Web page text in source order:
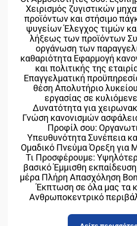
Χειρισμός ζυγιστικών
προϊόντων και στήσιμο
ψυγείων Έλεγχος τιμών
λήξεως των προϊόντων
οργάνωση των
καθαριότητα Εφαρμογή
και πολιτικής της
Επαγγελματική
θέση Απολυτήριο
εργασίας σε
Δυνατότητα για
Γνώση κανονισμών
Προφίλ σου:
Υπευθυνότητα Συνέπεια
Ομαδικό Πνεύμα Όρεξη για
Τι Προσφέρουμε:
βασικό Έμμισθη
μέρα Πλήρη Απασχόληση
Έκπτωση σε όλα μας τα
Ανθρωποκεντρικό